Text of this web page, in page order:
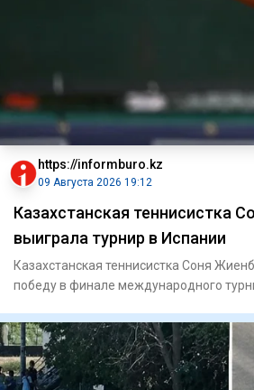
https://informburo.kz
09 Августа 2026 19:12
Казахстанская теннисистка
выиграла турнир в Испании
Казахстанская теннисистка Соня
победу в финале международного